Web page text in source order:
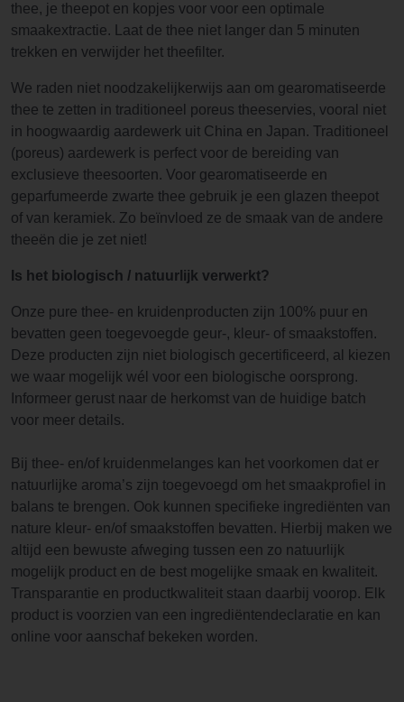
thee, je theepot en kopjes voor voor een optimale
smaakextractie. Laat de thee niet langer dan 5 minuten
trekken en verwijder het theefilter.
We raden niet noodzakelijkerwijs aan om gearomatiseerde
thee te zetten in traditioneel poreus theeservies, vooral niet
in hoogwaardig aardewerk uit China en Japan. Traditioneel
(poreus) aardewerk is perfect voor de bereiding van
exclusieve theesoorten. Voor gearomatiseerde en
geparfumeerde zwarte thee gebruik je een glazen theepot
of van keramiek. Zo beïnvloed ze de smaak van de andere
theeën die je zet niet!
Is het biologisch / natuurlijk verwerkt?
Onze pure thee- en kruidenproducten zijn 100% puur en
bevatten geen toegevoegde geur-, kleur- of smaakstoffen.
Deze producten zijn niet biologisch gecertificeerd, al kiezen
we waar mogelijk wél voor een biologische oorsprong.
Informeer gerust naar de herkomst van de huidige batch
voor meer details.
Bij thee- en/of kruidenmelanges kan het voorkomen dat er
natuurlijke aroma’s zijn toegevoegd om het smaakprofiel in
balans te brengen. Ook kunnen specifieke ingrediënten van
nature kleur- en/of smaakstoffen bevatten. Hierbij maken we
altijd een bewuste afweging tussen een zo natuurlijk
mogelijk product en de best mogelijke smaak en kwaliteit.
Transparantie en productkwaliteit staan daarbij voorop. Elk
product is voorzien van een ingrediëntendeclaratie en kan
online voor aanschaf bekeken worden.